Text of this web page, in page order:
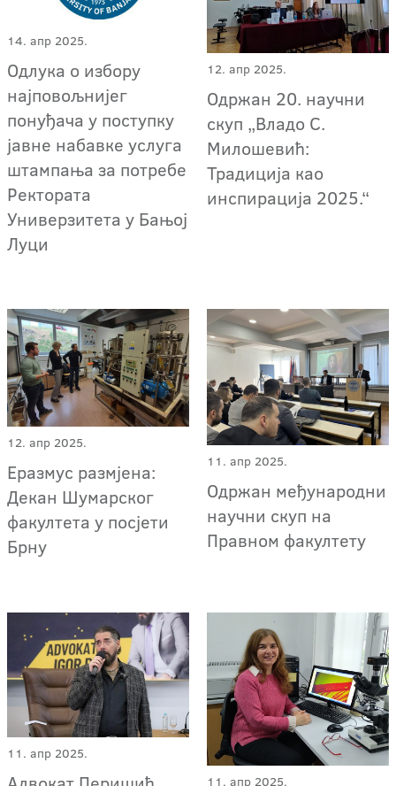
14. апр 2025.
Oдлука о избору
најповољнијег
понуђача у поступку
јавне набавке услугa
штампања за потребе
Ректората
Универзитета у Бањој
Луци
12. апр 2025.
Одржан 20. научни
скуп „Владо С.
Милошевић:
Традиција као
инспирација 2025.“
12. апр 2025.
Еразмус размјена:
Декан Шумарског
факултета у посјети
Брну
11. апр 2025.
Одржан међународни
научни скуп на
Правном факултету
11. апр 2025.
11. апр 2025.